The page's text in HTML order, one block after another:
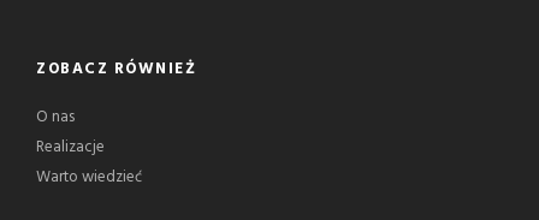
ZOBACZ RÓWNIEŻ
O nas
Realizacje
Warto wiedzieć